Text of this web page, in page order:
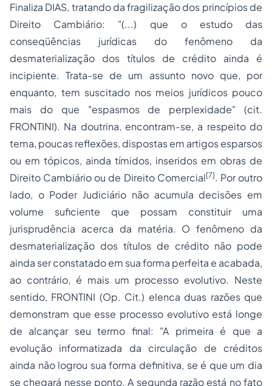
Finaliza DIAS, tratando da fragilização dos princípios de
Direito Cambiário: "(...) que o estudo das
conseqüências jurídicas do fenômeno da
desmaterialização dos títulos de crédito ainda é
incipiente. Trata-se de um assunto novo que, por
enquanto, tem suscitado nos meios jurídicos pouco
mais do que "espasmos de perplexidade" (cit.
FRONTINI). Na doutrina, encontram-se, a respeito do
tema, poucas reflexões, dispostas em artigos esparsos
ou em tópicos, ainda tímidos, inseridos em obras de
Direito Cambiário ou de Direito Comercial[7]. Por outro
lado, o Poder Judiciário não acumula decisões em
volume suficiente que possam constituir uma
jurisprudência acerca da matéria. O fenômeno da
desmaterialização dos títulos de crédito não pode
ainda ser constatado em sua forma perfeita e acabada,
ao contrário, é mais um processo evolutivo. Neste
sentido, FRONTINI (Op. Cit.) elenca duas razões que
demonstram que esse processo evolutivo está longe
de alcançar seu termo final: "A primeira é que a
evolução informatizada da circulação de créditos
ainda não logrou sua forma definitiva, se é que um dia
se chegará nesse ponto. A segunda razão está no fato